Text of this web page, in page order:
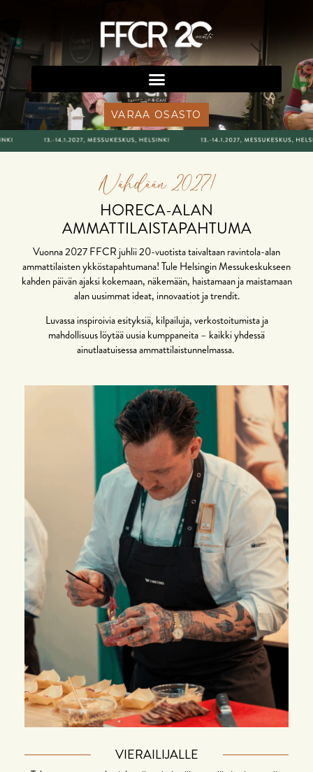
VARAA OSASTO
Nähdään 2027!
HORECA-ALAN
AMMATTILAISTAPAHTUMA
Vuonna 2027 FFCR juhlii 20-vuotista taivaltaan ravintola-alan
ammattilaisten ykköstapahtumana! Tule Helsingin Messukeskukseen
kahden päivän ajaksi kokemaan, näkemään, haistamaan ja maistamaan
alan uusimmat ideat, innovaatiot ja trendit.
Luvassa inspiroivia esityksiä, kilpailuja, verkostoitumista ja
mahdollisuus löytää uusia kumppaneita – kaikki yhdessä
ainutlaatuisessa ammattilaistunnelmassa.
VIERAILIJALLE